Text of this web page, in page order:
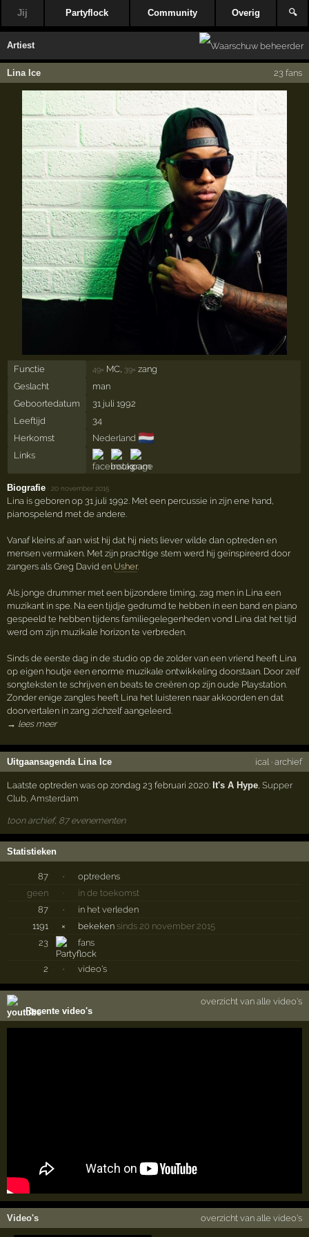
Jij Partyflock Community Overig 🔍
Artiest
Lina Ice 23 fans
Functie 49× MC, 39× zang
Geslacht
man
Geboortedatum
31 juli 1992
Leeftijd
34
Herkomst
Nederland 🇳🇱
Links
Biografie 20 november 2015
Lina is geboren op 31 juli 1992. Met een percussie in zijn ene hand,
pianospelend met de andere.
Vanaf kleins af aan wist hij dat hij niets liever wilde dan optreden en
mensen vermaken. Met zijn prachtige stem werd hij geïnspireerd door
zangers als Greg David en Usher.
Als jonge drummer met een bijzondere timing, zag men in Lina een
muzikant in spe. Na een tijdje gedrumd te hebben in een band en piano
gespeeld te hebben tijdens familiegelegenheden vond Lina dat het tijd
werd om zijn muzikale horizon te verbreden.
Sinds de eerste dag in de studio op de zolder van een vriend heeft Lina
op eigen houtje een enorme muzikale ontwikkeling doorstaan. Door zelf
songteksten te schrijven en beats te creëren op zijn oude Playstation.
Zonder enige zangles heeft Lina het luisteren naar akkoorden en dat
doorvertalen in zang zichzelf aangeleerd.
→ lees meer
Uitgaansagenda Lina Ice ical · archief
Laatste optreden was op zondag 23 februari 2020: It's A Hype,Supper
Club,Amsterdam
toon archief, 87 evenementen
Statistieken
87 ·
optredens
geen
·
in de toekomst
87
·
in het verleden
1191
× bekeken sinds 20 november 2015
23
fans
2 · video's
Recente video's
overzicht van alle video's
Video's overzicht van alle video's